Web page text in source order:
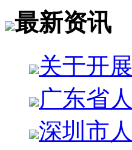
最新资讯
关于开
广东省
深圳市